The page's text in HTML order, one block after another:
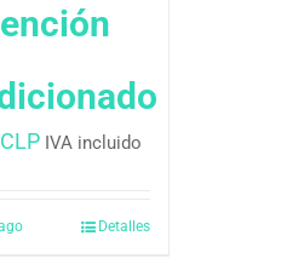
IVA incluido
Detalles